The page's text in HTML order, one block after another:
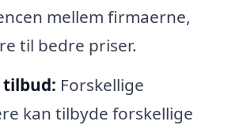
mellem firmaerne,
til bedre priser.
Forskellige
kan tilbyde forskellige